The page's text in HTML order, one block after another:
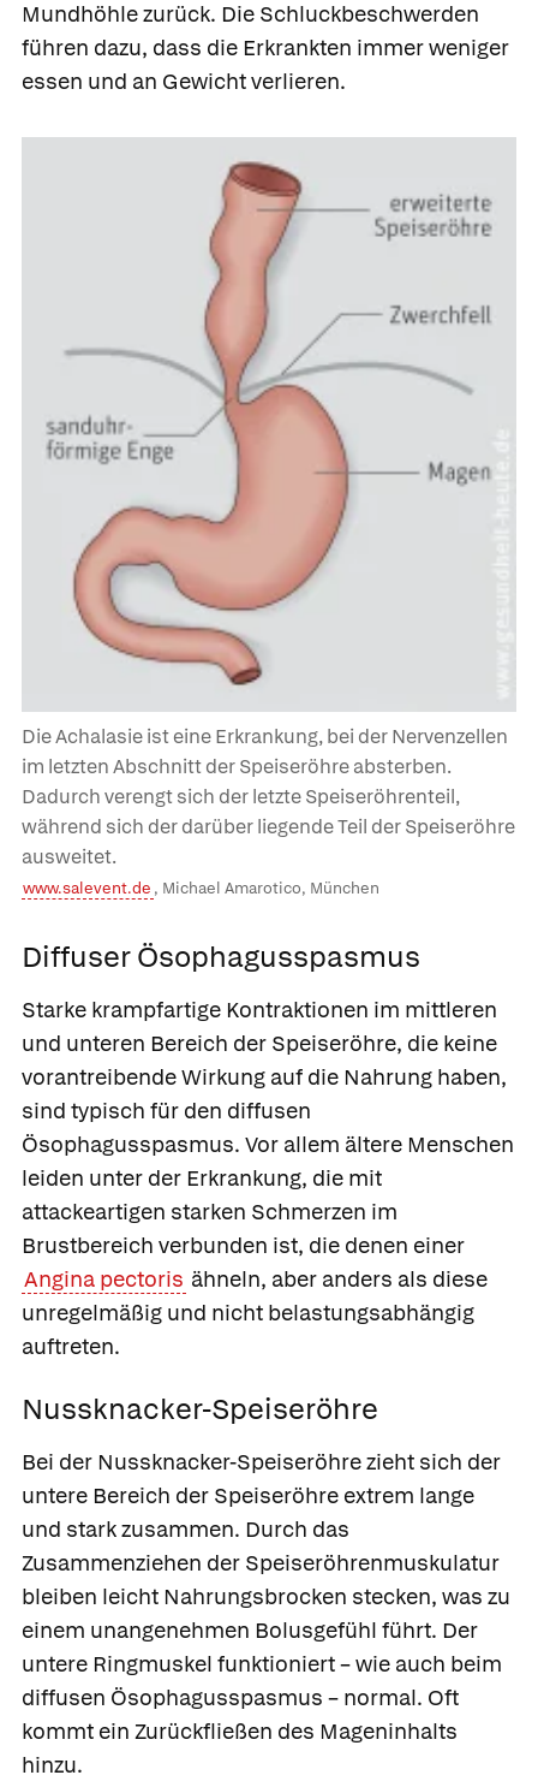
Mundhöhle zurück. Die Schluckbeschwerden
führen dazu, dass die Erkrankten immer weniger
essen und an Gewicht verlieren.
Die Achalasie ist eine Erkrankung, bei der Nervenzellen
im letzten Abschnitt der Speiseröhre absterben.
Dadurch verengt sich der letzte Speiseröhrenteil,
während sich der darüber liegende Teil der Speiseröhre
ausweitet.
www.salevent.de , Michael Amarotico, München
Diffuser Ösophagusspasmus
Starke krampfartige Kontraktionen im mittleren
und unteren Bereich der Speiseröhre, die keine
vorantreibende Wirkung auf die Nahrung haben,
sind typisch für den diffusen
Ösophagusspasmus. Vor allem ältere Menschen
leiden unter der Erkrankung, die mit
attackeartigen starken Schmerzen im
Brustbereich verbunden ist, die denen einer
Angina pectoris ähneln, aber anders als diese
unregelmäßig und nicht belastungsabhängig
auftreten.
Nussknacker-Speiseröhre
Bei der Nussknacker-Speiseröhre zieht sich der
untere Bereich der Speiseröhre extrem lange
und stark zusammen. Durch das
Zusammenziehen der Speiseröhrenmuskulatur
bleiben leicht Nahrungsbrocken stecken, was zu
einem unangenehmen Bolusgefühl führt. Der
untere Ringmuskel funktioniert – wie auch beim
diffusen Ösophagusspasmus – normal. Oft
kommt ein Zurückfließen des Mageninhalts
hinzu.